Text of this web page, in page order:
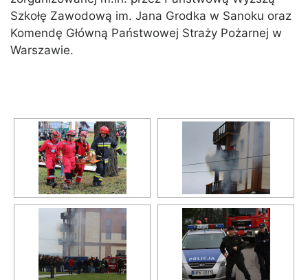
Szkołę Zawodową im. Jana Grodka w Sanoku oraz
Komendę Główną Państwowej Straży Pożarnej w
Warszawie.